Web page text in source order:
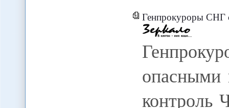
Генпрокуроры СНГ
опасными
контроль